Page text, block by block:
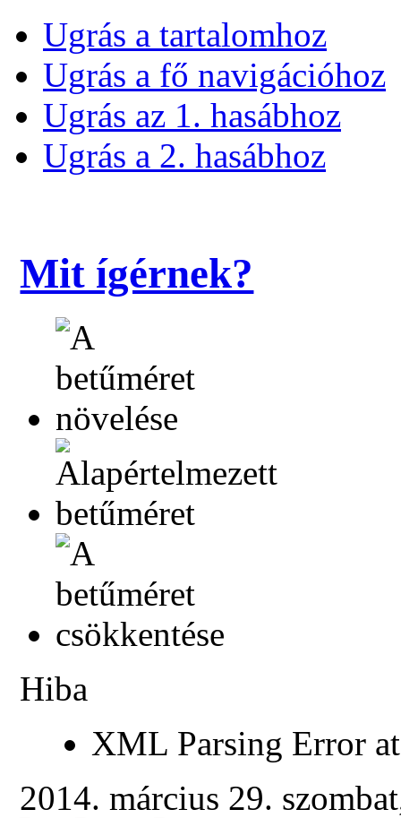
Ugrás a tartalomhoz
Ugrás a fő navigációhoz
Ugrás az 1. hasábhoz
Ugrás a 2. hasábhoz
Mit ígérnek?
Hiba
XML Parsing Error
2014. március 29.